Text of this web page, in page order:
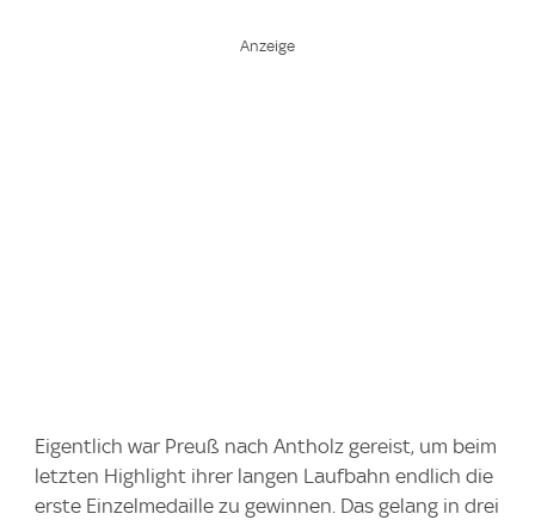
Eigentlich war Preuß nach Antholz gereist, um beim
letzten Highlight ihrer langen Laufbahn endlich die
erste Einzelmedaille zu gewinnen. Das gelang in drei